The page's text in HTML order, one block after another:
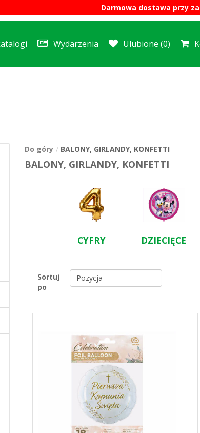
Darmowa dostawa przy
Wydarzenia Ulubione (0)
Do góry BALONY, GIRLANDY, KONFETTI
BALONY, GIRLANDY, KONFETTI
CYFRY DZIECIĘCE
Sortuj
po